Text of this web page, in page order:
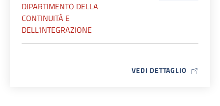
DIPARTIMENTO DELLA
CONTINUITÀ E
DELL'INTEGRAZIONE
VEDI DETTAGLIO MAP ICON